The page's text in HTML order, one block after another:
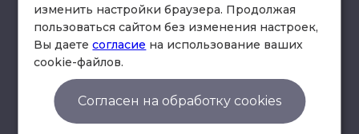
© Юридическая фирма «Клифф».
Согласие на обработку
изменить настройки браузера. Продолжая
пользоваться сайтом без изменения настроек,
Вы даетесогласие на использование ваших
cookie-файлов.
Согласен на обработку cookies